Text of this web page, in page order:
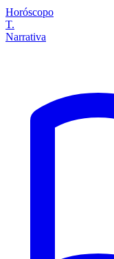
Horóscopo
T.
Narrativa